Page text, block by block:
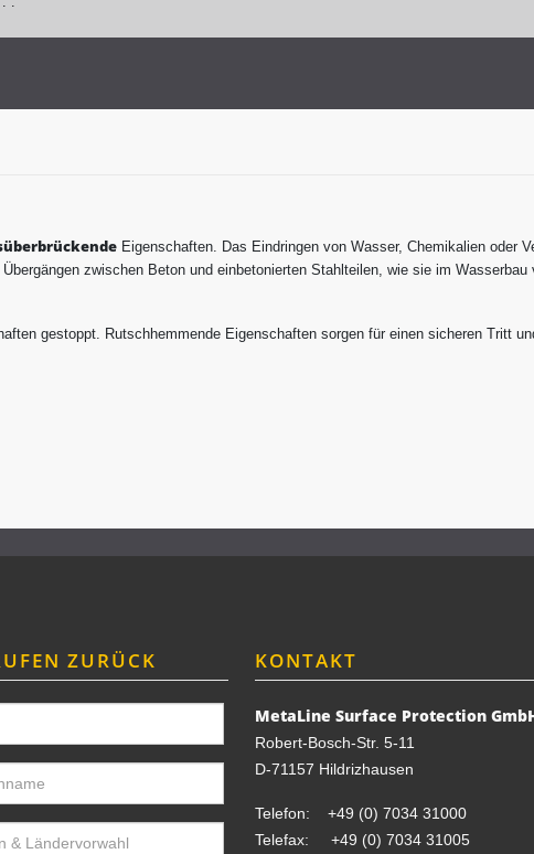
Eigenschaften. Das Eindringen von Wasser, Chemikalien oder
zwischen Beton und einbetonierten Stahlteilen, wie sie im
gestoppt. Rutschhemmende Eigenschaften sorgen für einen sicheren Tritt
ZURÜCK KONTAKT
MetaLine Surface Protection
Robert-Bosch-Str. 5-11
D-71157 Hildrizhausen
Telefon: +49 (0) 7034 31000
Telefax: +49 (0) 7034 31005